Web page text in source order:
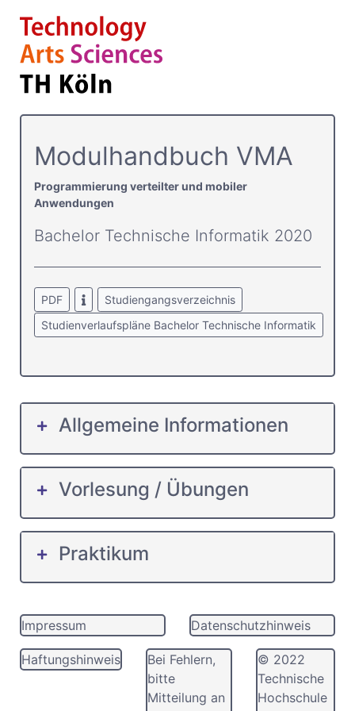
Modulhandbuch VMA
Programmierung verteilter und mobiler
Anwendungen
Bachelor Technische Informatik 2020
PDF
Studiengangsverzeichnis
Studienverlaufspläne Bachelor Technische Informatik
Allgemeine Informationen
Vorlesung / Übungen
Praktikum
Impressum Datenschutzhinweis
Haftungshinweis
Bei Fehlern,
bitte
Mitteilung an
© 2022
Technische
Hochschule